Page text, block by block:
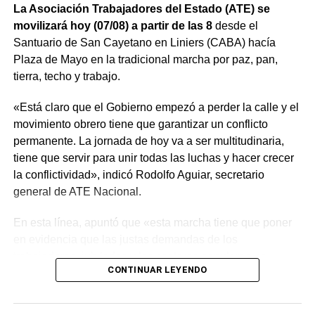
clase trabajadora con ansiedad, angustia y desánimo»,
aseguró.
La encuesta relevó a trabajadores del Estado Nacional
(47,8%), Estado Provincial (41,7%), Estado Municipal
cuyo promedio de edad es de 45 años.
El 55,4% de las personas encuestadas aseguró tener
más de un trabajo para complementar ingresos o
asegurar mayor estabilidad económica. De esa porción,
el 56% son mujeres y el 34% de ellas trabaja entre 8 y 12
cansancio físico y mental, por falta de tiempo y de
recursos económicos.
El relevamiento también arrojó las estrategias que usaron
La Asociación Trabajadores del Estado (ATE) se
movilizará hoy (07/08) a partir de las 8desde el
Santuario de San Cayetano en Liniers (CABA) hacía
Plaza de Mayo en la tradicional marcha por paz, pan,
tierra, techo y trabajo.
«Está claro que el Gobierno empezó a perder la calle y el
movimiento obrero tiene que garantizar un conflicto
permanente. La jornada de hoy va a ser multitudinaria,
tiene que servir para unir todas las luchas y hacer crecer
la conflictividad», indicó Rodolfo Aguiar, secretario
general de ATE Nacional.
En esta línea, apuntó que «esta marcha tiene que poner
trabajadores, jubilados y los sectores populares no
encuentran respuestas, y que el gobierno es el exclusivo
mayoría de la sociedad».
CONTINUAR LEYENDO